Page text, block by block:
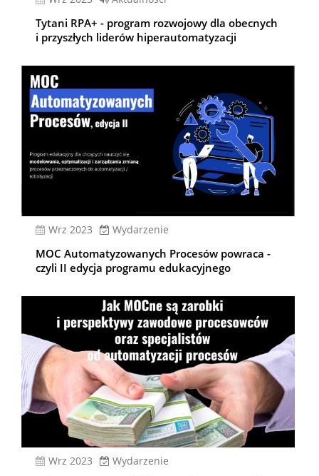
Tytani RPA+ - program rozwojowy dla obecnych
i przyszłych liderów hiperautomatyzacji
wrz 2023 Wydarzenie
MOC Automatyzowanych Procesów powraca -
czyli II edycja programu edukacyjnego
wrz 2023 Wydarzenie